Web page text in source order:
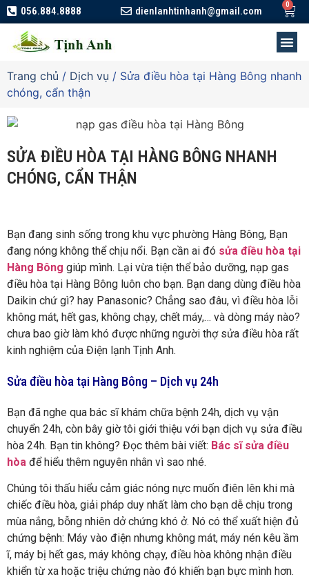
056.884.8888 dienlanhtinhanh@gmail.com
Trang chủ / Dịch vụ / Sửa điều hòa tại Hàng Bông nhanh
chóng, cẩn thận
SỬA ĐIỀU HÒA TẠI HÀNG BÔNG NHANH
CHÓNG, CẨN THẬN
Bạn đang sinh sống trong khu vực phường Hàng Bông, Bạn
đang nóng không thể chịu nổi. Bạn cần ai đó sửa điều hòa tại
Hàng Bông giúp mình. Lại vừa tiện thể bảo dưỡng, nạp gas
điều hòa tại Hàng Bông luôn cho bạn. Bạn dang dùng điều hòa
Daikin chứ gì? hay Panasonic? Chẳng sao đâu, vì điều hòa lỗi
không mát, hết gas, không chạy, chết máy,… và dòng máy nào?
chưa bao giờ làm khó được những người thợ sửa điều hòa rất
kinh nghiệm của Điện lạnh Tịnh Anh.
Sửa điều hòa tại Hàng Bông – Dịch vụ 24h
Bạn đã nghe qua bác sĩ khám chữa bệnh 24h, dịch vụ vận
chuyển 24h, còn bây giờ tôi giới thiệu với bạn dịch vụ sửa điều
hòa 24h. Bạn tin không? Đọc thêm bài viết: Bác sĩ sửa điều
hòa để hiểu thêm nguyên nhân vì sao nhé.
Chúng tôi thấu hiểu cảm giác nóng nực muốn điên lên khi mà
chiếc điều hòa, giải pháp duy nhất làm cho bạn dễ chịu trong
mùa nắng, bỗng nhiên dở chứng khó ở. Nó có thể xuất hiện đủ
chứng bệnh: Máy vào điện nhưng không mát, máy nén kêu ầm
ĩ, máy bị hết gas, máy không chạy, điều hòa không nhận điều
khiển từ xa hoặc triệu chứng nào đó khiến bạn bực mình hơn.